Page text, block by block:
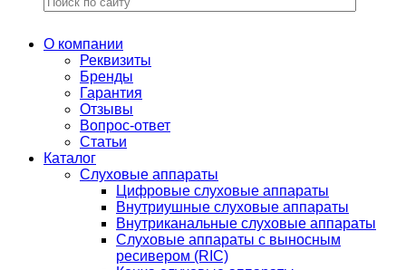
О компании
Реквизиты
Бренды
Гарантия
Отзывы
Вопрос-ответ
Статьи
Каталог
Слуховые аппараты
Цифровые слуховые аппараты
Внутриушные слуховые аппараты
Внутриканальные слуховые аппараты
Слуховые аппараты с выносным
ресивером (RIC)